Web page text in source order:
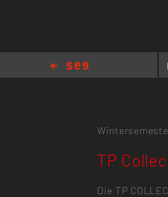
TP
Die TP